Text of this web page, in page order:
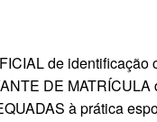
de identificação
DE
à prática